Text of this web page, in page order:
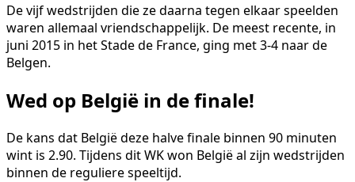
De vijf wedstrijden die ze daarna tegen elkaar speelden
waren allemaal vriendschappelijk. De meest recente, in
juni 2015 in het Stade de France, ging met 3-4 naar de
Belgen.
Wed op België in de finale!
De kans dat België deze halve finale binnen 90 minuten
wint is 2.90. Tijdens dit WK won België al zijn wedstrijden
binnen de reguliere speeltijd.